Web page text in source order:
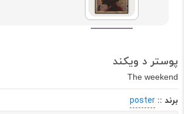
پوستر د ویکند
The weekend
برند :: poster